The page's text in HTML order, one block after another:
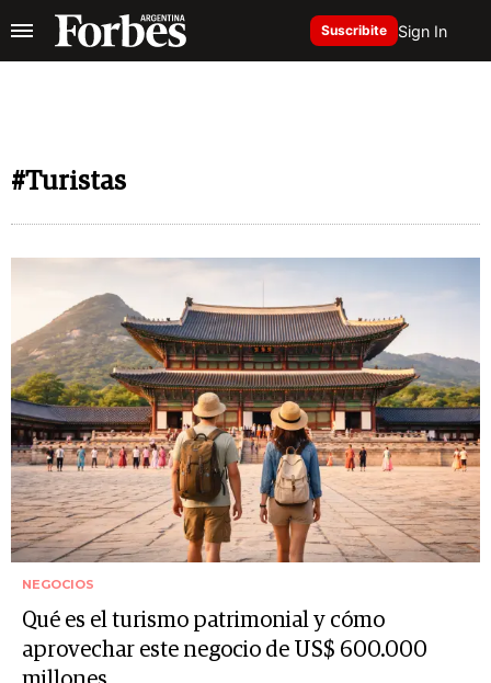
Suscribite Sign In
#Turistas
NEGOCIOS
Qué es el turismo patrimonial y cómo
aprovechar este negocio de US$ 600.000